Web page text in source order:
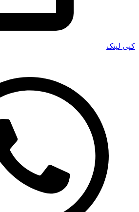
کپی لینک